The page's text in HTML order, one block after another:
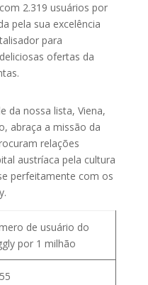
2.319 usuários por
pela sua excelência
para
ofertas da
da nossa lista, Viena,
abraça a missão da
relações
austríaca pela cultura
perfeitamente com os
de usuário do
por 1 milhão